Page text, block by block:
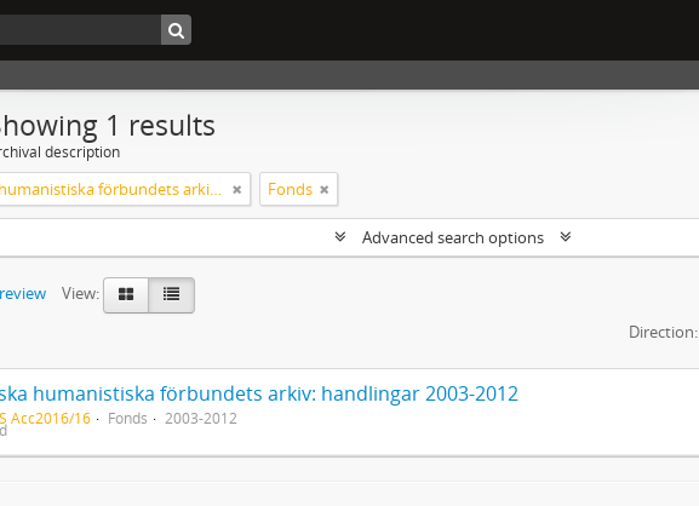
1 results
description
Svenska humanistiska förbundets arkiv: handlingar 2003-2012 Fonds
Advanced search options
View:
Direction:
humanistiska förbundets arkiv: handlingar 2003-2012
Acc2016/16 Fonds 2003-2012